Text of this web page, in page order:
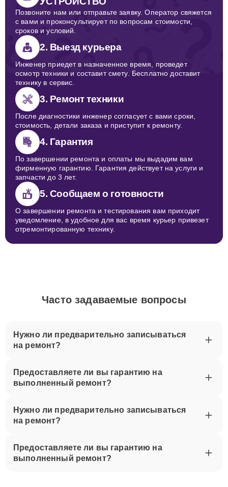
Позвоните нам или отправьте заявку. Оператор свяжется
с вами и проконсультирует по вопросам стоимости,
сроков и условий.
2. Выезд курьера
Инженер приедет в назначенное время, проведет
осмотр техники и составит смету. Бесплатно доставит
технику в сервис.
3. Ремонт техники
После диагностики инженер согласует с вами сроки,
стоимость, детали заказа и приступит к ремонту.
4. Гарантия
По завершении ремонта и оплаты мы выдадим вам
фирменную гарантию. Гарантия действует на услуги и
запчасти до 3 лет.
5. Сообщаем о готовности
О завершении ремонта и тестирования вам приходит
уведомление, в удобное для вас время курьер привезет
отремонтированную технику.
Часто задаваемые вопросы
Нужно ли предварительно записываться
на ремонт?
Предоставляете ли вы гарантию на
выполненный ремонт?
Нужно ли предварительно записываться
на ремонт?
Предоставляете ли вы гарантию на
выполненный ремонт?